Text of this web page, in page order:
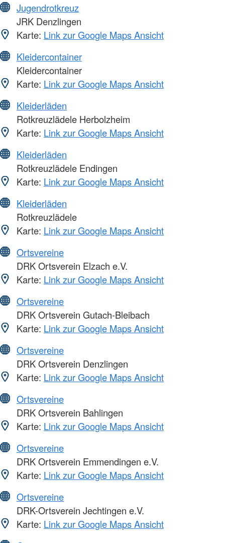
Jugendrotkreuz
JRK Denzlingen
Karte: Link zur Google Maps Ansicht
Kleidercontainer
Kleidercontainer
Karte: Link zur Google Maps Ansicht
Kleiderläden
Rotkreuzlädele Herbolzheim
Karte: Link zur Google Maps Ansicht
Kleiderläden
Rotkreuzlädele Endingen
Karte: Link zur Google Maps Ansicht
Kleiderläden
Rotkreuzlädele
Karte: Link zur Google Maps Ansicht
Ortsvereine
DRK Ortsverein Elzach e.V.
Karte: Link zur Google Maps Ansicht
Ortsvereine
DRK Ortsverein Gutach-Bleibach
Karte: Link zur Google Maps Ansicht
Ortsvereine
DRK Ortsverein Denzlingen
Karte: Link zur Google Maps Ansicht
Ortsvereine
DRK Ortsverein Bahlingen
Karte: Link zur Google Maps Ansicht
Ortsvereine
DRK Ortsverein Emmendingen e.V.
Karte: Link zur Google Maps Ansicht
Ortsvereine
DRK-Ortsverein Jechtingen e.V.
Karte: Link zur Google Maps Ansicht